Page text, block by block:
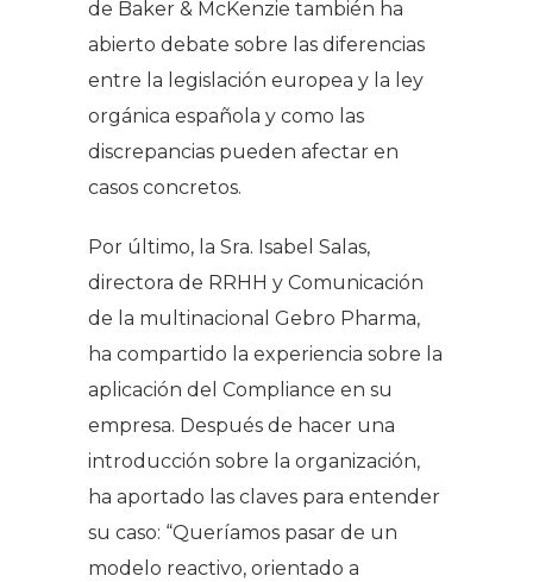
de Baker & McKenzie también ha
abierto debate sobre las diferencias
entre la legislación europea y la ley
orgánica española y como las
discrepancias pueden afectar en
casos concretos.
Por último, la Sra. Isabel Salas,
directora de RRHH y Comunicación
de la multinacional Gebro Pharma,
ha compartido la experiencia sobre la
aplicación del Compliance en su
empresa. Después de hacer una
introducción sobre la organización,
ha aportado las claves para entender
su caso: “Queríamos pasar de un
modelo reactivo, orientado a